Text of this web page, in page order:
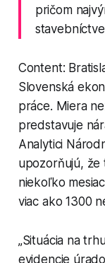
pričom
Content:
Slovenská
práce. Miera
predstavuje
Analytici
upozorňujú,
niekoľko
viac ako 1300
„Situácia na
evidencie